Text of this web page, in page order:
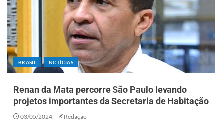
BRASIL NOTÍCIAS
Renan da Mata percorre São Paulo levando
projetos importantes da Secretaria de Habitação
03/05/2024 Redação